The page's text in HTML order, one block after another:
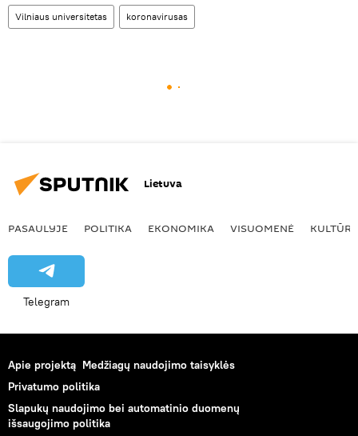
Vilniaus universitetas koronavirusas
Lietuva
PASAULYJE POLITIKA EKONOMIKA VISUOMENĖ KULTŪRA
Telegram
Apie projektą Medžiagų naudojimo taisyklės
Privatumo politika
Slapukų naudojimo bei automatinio duomenų
išsaugojimo politika